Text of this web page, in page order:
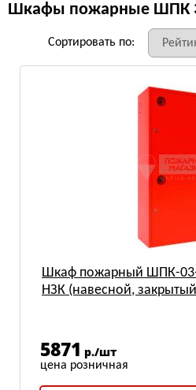
Шкафы пожарные ШПК
Сортировать по:
Шкаф пожарный ШПК-
НЗК (навесной,
5871 р./шт